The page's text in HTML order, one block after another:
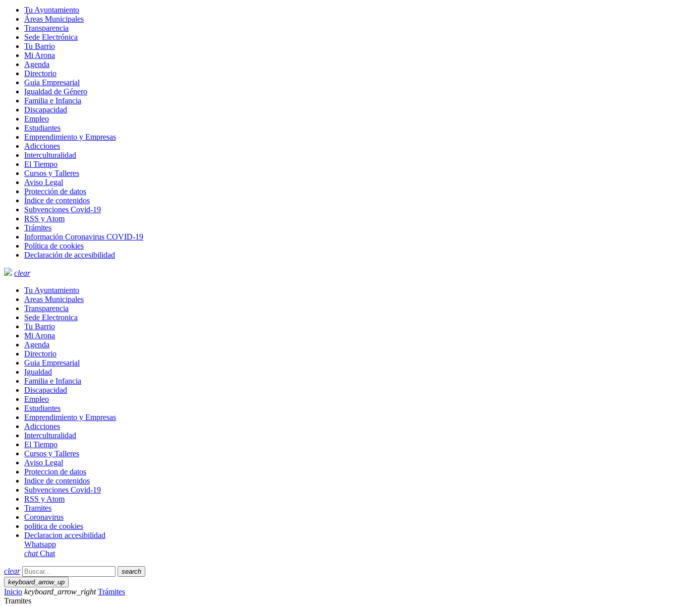
Tu Ayuntamiento
Áreas Municipales
Transparencia
Sede Electrónica
Tu Barrio
Mi Arona
Agenda
Directorio
Guia Empresarial
Igualdad de Género
Familia e Infancia
Discapacidad
Empleo
Estudiantes
Emprendimiento y Empresas
Adicciones
Interculturalidad
El Tiempo
Cursos y Talleres
Aviso Legal
Protección de datos
Índice de contenidos
Subvenciones Covid-19
RSS y Atom
Trámites
Información Coronavirus COVID-19
Política de cookies
Declaración de accesibilidad
clear
Tu Ayuntamiento
Areas Municipales
Transparencia
Sede Electronica
Tu Barrio
Mi Arona
Agenda
Directorio
Guia Empresarial
Igualdad
Familia e Infancia
Discapacidad
Empleo
Estudiantes
Emprendimiento y Empresas
Adicciones
Interculturalidad
El Tiempo
Cursos y Talleres
Aviso Legal
Proteccion de datos
Indice de contenidos
Subvenciones Covid-19
RSS y Atom
Tramites
Coronavirus
politica de cookies
Declaracion accesibilidad
Whatsapp
chat Chat
clear
search
keyboard_arrow_up
Inicio keyboard_arrow_right Trámites
Tramites